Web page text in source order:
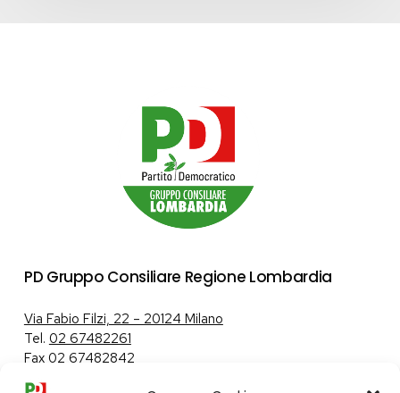
PD Gruppo Consiliare Regione Lombardia
Via Fabio Filzi, 22 – 20124 Milano
Tel. 02 67482261
Fax 02 67482842